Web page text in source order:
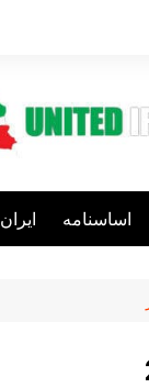
اساسنامه ایران